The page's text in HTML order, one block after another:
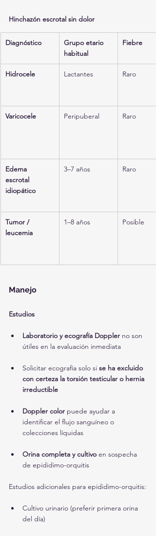
Hinchazón escrotal sin dolor
Diagnóstico
Grupo etario
habitual
Fiebre
Hidrocele Lactantes Raro
Varicocele Peripuberal Raro
Edema
escrotal
idiopático
3–7 años Raro
Tumor /
leucemia
1–8 años Posible
Manejo
Estudios
Laboratorio y ecografía Doppler no son
útiles en la evaluación inmediata
Solicitar ecografía solo si se ha excluido
con certeza la torsión testicular o hernia
irreductible
Doppler color puede ayudar a
identificar el flujo sanguíneo o
colecciones líquidas
Orina completa y cultivo en sospecha
de epididimo-orquitis
Estudios adicionales para epididimo-orquitis:
Cultivo urinario (preferir primera orina
del día)